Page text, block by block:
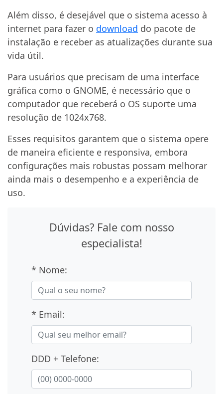
Além disso, é desejável que o sistema acesso à
internet para fazer o download do pacote de
instalação e receber as atualizações durante sua
vida útil.
Para usuários que precisam de uma interface
gráfica como o GNOME, é necessário que o
computador que receberá o OS suporte uma
resolução de 1024x768.
Esses requisitos garantem que o sistema opere
de maneira eficiente e responsiva, embora
configurações mais robustas possam melhorar
ainda mais o desempenho e a experiência de
uso.
Dúvidas? Fale com nosso
especialista!
* Nome:
* Email:
DDD + Telefone: